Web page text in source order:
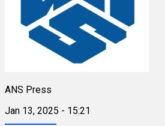
ANS Press
Jan 13, 2025 - 15:21